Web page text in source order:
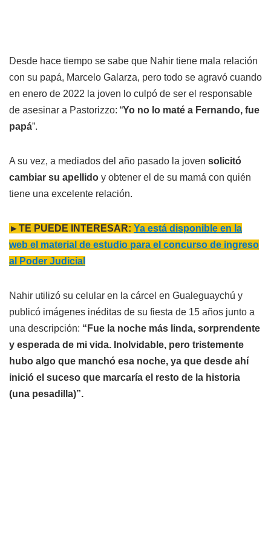
Desde hace tiempo se sabe que Nahir tiene mala relación
con su papá, Marcelo Galarza, pero todo se agravó cuando
en enero de 2022 la joven lo culpó de ser el responsable
de asesinar a Pastorizzo: “Yo no lo maté a Fernando, fue
papá”.
A su vez, a mediados del año pasado la joven solicitó
cambiar su apellido y obtener el de su mamá con quién
tiene una excelente relación.
►TE PUEDE INTERESAR: Ya está disponible en la
web el material de estudio para el concurso de ingreso
al
Poder Judicial
Nahir utilizó su celular en la cárcel en Gualeguaychú y
publicó imágenes inéditas de su fiesta de 15 años junto a
una descripción: “Fue la noche más linda, sorprendente
y esperada de mi vida. Inolvidable, pero tristemente
hubo algo que manchó esa noche, ya que desde ahí
inició el suceso que marcaría el resto de la historia
(una pesadilla)”.